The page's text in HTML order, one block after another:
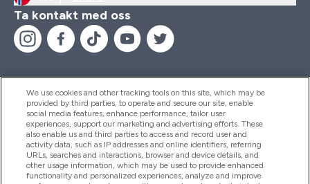
Ta kontakt med oss
Hjelp Og Informasjon
Produkter
We use cookies and other tracking tools on this site, which may be
provided by third parties, to operate and secure our site, enable
social media features, enhance performance, tailor user
experiences, support our marketing and advertising efforts. These
also enable us and third parties to access and record user and
activity data, such as IP addresses and online identifiers, referring
URLs, searches and interactions, browser and device details, and
other usage information, which may be used to provide enhanced
functionality and personalized experiences, analyze and improve